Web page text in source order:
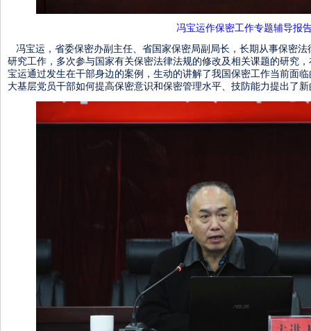
冯宝运作保密工作专题辅导报
冯宝运，省委保密办副主任、省国家保密局副局长，长期从事保密
研究工作，多次参与国家有关保密法律法规的修改及相关课题的研究
宝运通过发生在干部身边的案例，生动的讲解了我国保密工作当前面
大基层党员干部如何提高保密意识和保密管理水平、技防能力提出了